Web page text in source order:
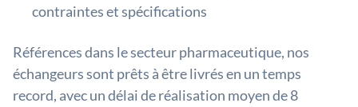
contraintes et spécifications
Références dans le secteur pharmaceutique, nos
échangeurs sont prêts à être livrés en un temps
record, avec un délai de réalisation moyen de 8